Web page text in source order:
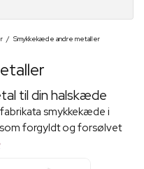
/ Smykkekæde andre metaller
til din halskæde
smykkekæde i
forgyldt og forsølvet